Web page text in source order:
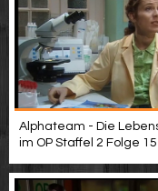
Alphateam - Die
im OP Staffel 2 Folge 15